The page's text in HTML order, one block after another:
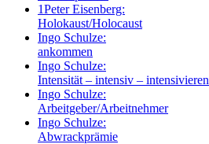
1Peter Eisenberg:
Holokaust/Holocaust
Ingo Schulze:
ankommen
Ingo Schulze:
Intensität – intensiv – intensivieren
Ingo Schulze:
Arbeitgeber/Arbeitnehmer
Ingo Schulze:
Abwrackprämie